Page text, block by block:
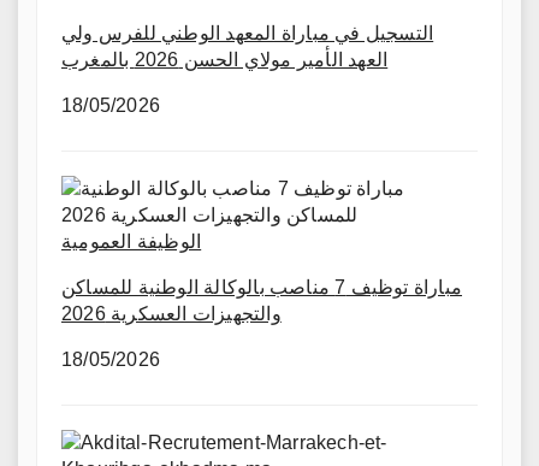
التسجيل في مباراة المعهد الوطني للفرس ولي
العهد الأمير مولاي الحسن 2026 بالمغرب
18/05/2026
الوظيفة العمومية
مباراة توظيف 7 مناصب بالوكالة الوطنية للمساكن
والتجهيزات العسكرية 2026
18/05/2026